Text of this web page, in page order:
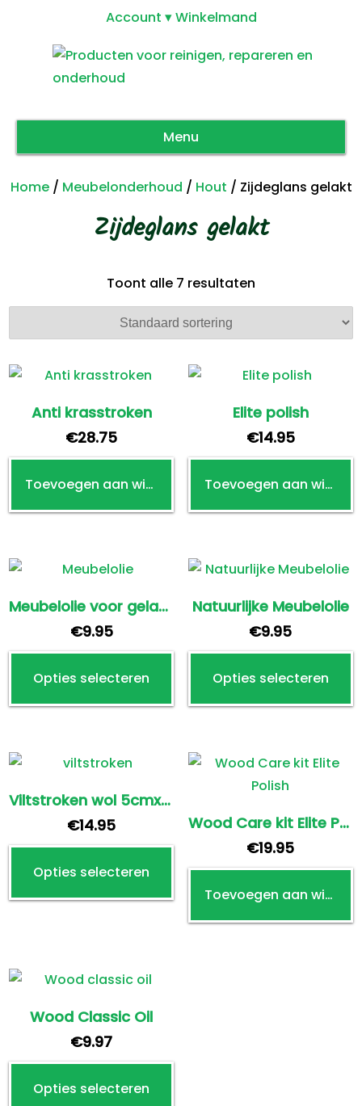
Account Winkelmand
Menu
Home/ Meubelonderhoud / Hout / Zijdeglans gelakt
Zijdeglans gelakt
Toont alle 7 resultaten
Anti krasstroken
€28.75
Toevoegen aan winkelwagen
Elite polish
€14.95
Toevoegen aan winkelwagen
Meubelolie voor gelakte meubels
€9.95
Opties selecteren
product
heeft
variaties.
kan
gekozen
worden
Natuurlijke Meubelolie
€9.95
Opties selecteren
Viltstroken wol 5cmx100cm 2str/pak
€14.95
Opties selecteren
heeft
meerdere
worden
Wood Care kit Elite Polish
€19.95
Toevoegen aan winkelwagen
Wood Classic Oil
€9.97
Opties selecteren